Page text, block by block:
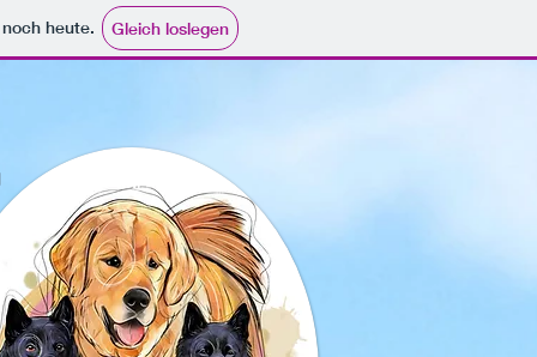
heute. Gleich loslegen